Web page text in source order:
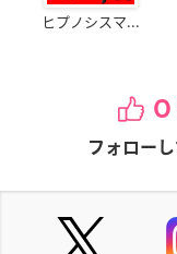
ヒプノシスマ...
フォロー